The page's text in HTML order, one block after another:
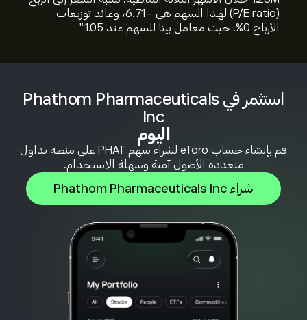
استثمر في Phathom Pharmaceuticals
Inc
اليوم
قم بإنشاء حساب eToro لشراء سهم PHAT على منصة تداول
متعددة الأصول آمنة وسهلة الاستخدام.
شراء Phathom Pharmaceuticals Inc
(P/E ratio) لهذا السهم هي -6.71، وعائد توزيعات
الأرباح 0%. حيث معامل بيتا للسهم عند 1.05"